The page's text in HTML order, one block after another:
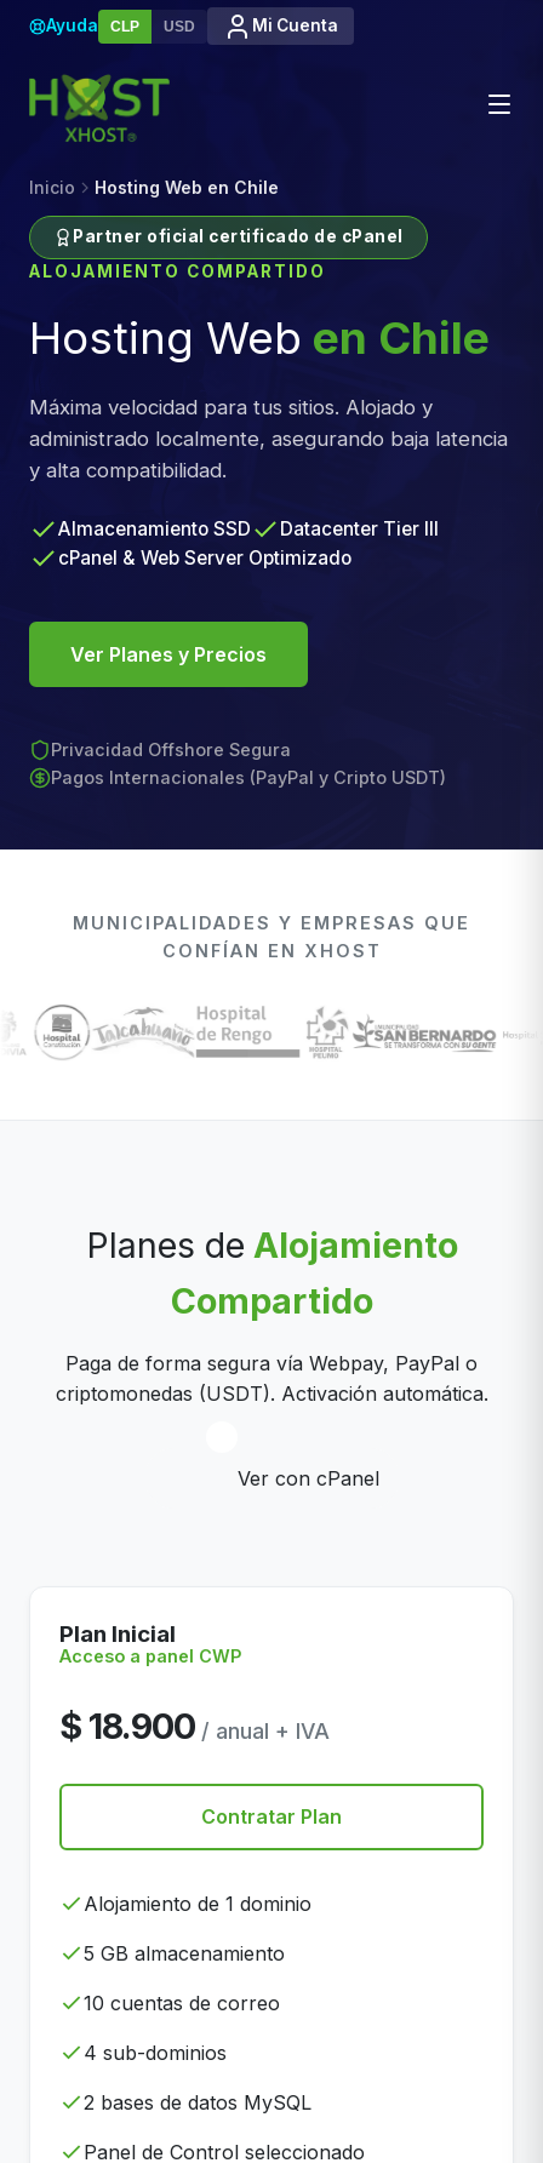
Ayuda CLP USD Mi Cuenta
Inicio Hosting Web en Chile
Partner oficial certificado de cPanel
ALOJAMIENTO COMPARTIDO
Hosting Web en Chile
Máxima velocidad para tus sitios. Alojado y
administrado localmente, asegurando baja latencia
y alta compatibilidad.
Almacenamiento SSD
Datacenter Tier III
cPanel & Web Server Optimizado
Ver Planes y Precios
Privacidad Offshore Segura
Pagos Internacionales (PayPal y Cripto USDT)
MUNICIPALIDADES Y EMPRESAS QUE
CONFÍAN EN XHOST
Planes de Alojamiento
Compartido
Paga de forma segura vía Webpay, PayPal o
criptomonedas (USDT). Activación automática.
Ver con cPanel
Plan Inicial
Acceso a panel CWP
$ 18.900 / anual + IVA
Contratar Plan
Alojamiento de 1 dominio
5 GB almacenamiento
10 cuentas de correo
4 sub-dominios
2 bases de datos MySQL
Panel de Control seleccionado